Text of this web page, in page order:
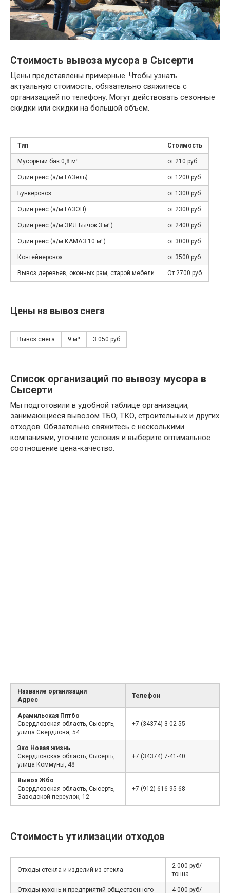
Стоимость вывоза мусора в Сысерти
Цены представлены примерные. Чтобы узнать
актуальную стоимость, обязательно свяжитесь с
организацией по телефону. Могут действовать сезонные
скидки или скидки на большой объем.
Тип Стоимость
Мусорный бак 0,8 м³ от 210 руб
Один рейс (а/м ГАЗель) от 1200 руб
Бункеровоз от 1300 руб
Один рейс (а/м ГАЗОН) от 2300 руб
Один рейс (а/м ЗИЛ Бычок 3 м³) от 2400 руб
Один рейс (а/м КАМАЗ 10 м³) от 3000 руб
Контейнеровоз от 3500 руб
Вывоз деревьев, оконных рам, старой мебели От 2700 руб
Цены на вывоз снега
Вывоз снега 9 м³ 3 050 руб
Список организаций по вывозу мусора в
Сысерти
Мы подготовили в удобной таблице организации,
занимающиеся вывозом ТБО, ТКО, строительных и других
отходов. Обязательно свяжитесь с несколькими
компаниями, уточните условия и выберите оптимальное
соотношение цена-качество.
Название организации
Адрес
Телефон
Арамильская Пптбо
Свердловская область, Сысерть,
улица Свердлова, 54
+7 (34374) 3-02-55
Эко Новая жизнь
Свердловская область, Сысерть,
улица Коммуны, 48
+7 (34374) 7-41-40
Вывоз Жбо
Свердловская область, Сысерть,
Заводской переулок, 12
+7 (912) 616-95-68
Стоимость утилизации отходов
Отходы стекла и изделий из стекла
2 000 руб/
тонна
Отходы кухонь и предприятий общественного 4 000 руб/